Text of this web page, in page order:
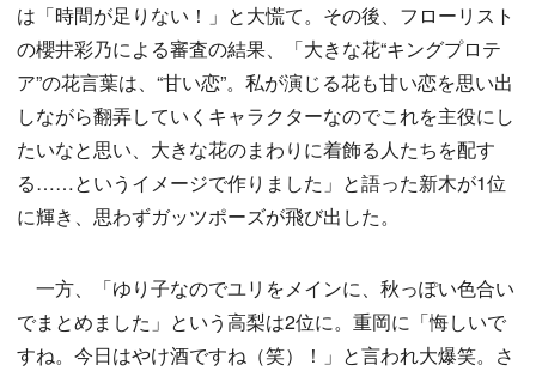
は「時間が足りない！」と大慌て。その後、フローリスト
の櫻井彩乃による審査の結果、「大きな花“キングプロテ
ア”の花言葉は、“甘い恋”。私が演じる花も甘い恋を思い出
しながら翻弄していくキャラクターなのでこれを主役にし
たいなと思い、大きな花のまわりに着飾る人たちを配す
る……というイメージで作りました」と語った新木が1位
に輝き、思わずガッツポーズが飛び出した。
一方、「ゆり子なのでユリをメインに、秋っぽい色合い
でまとめました」という高梨は2位に。重岡に「悔しいで
すね。今日はやけ酒ですね（笑）！」と言われ大爆笑。さ